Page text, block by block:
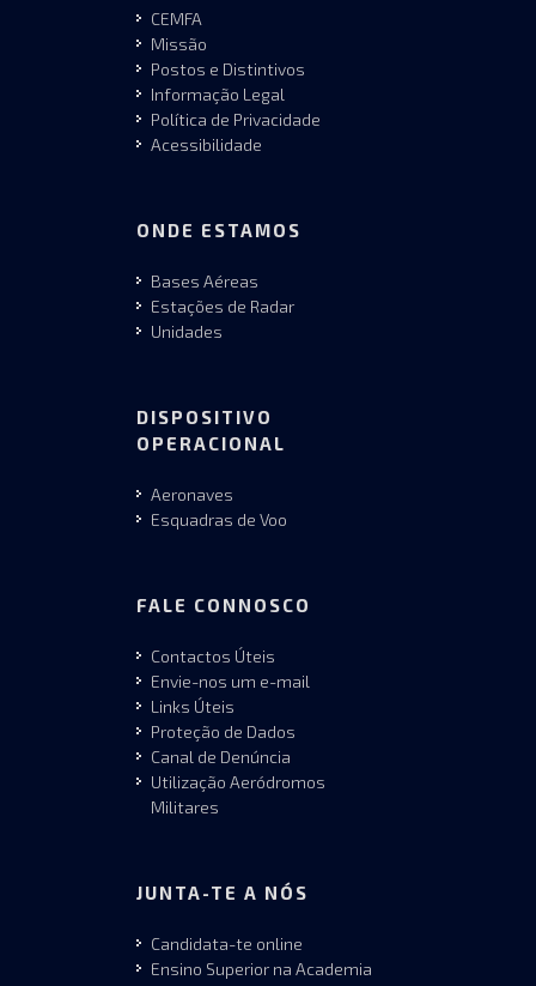
CEMFA
Missão
Postos e Distintivos
Informação Legal
Política de Privacidade
Acessibilidade
ONDE ESTAMOS
Bases Aéreas
Estações de Radar
Unidades
DISPOSITIVO
OPERACIONAL
Aeronaves
Esquadras de Voo
FALE CONNOSCO
Contactos Úteis
Envie-nos um e-mail
Links Úteis
Proteção de Dados
Canal de Denúncia
Utilização Aeródromos
Militares
JUNTA-TE A NÓS
Candidata-te online
Ensino Superior na Academia